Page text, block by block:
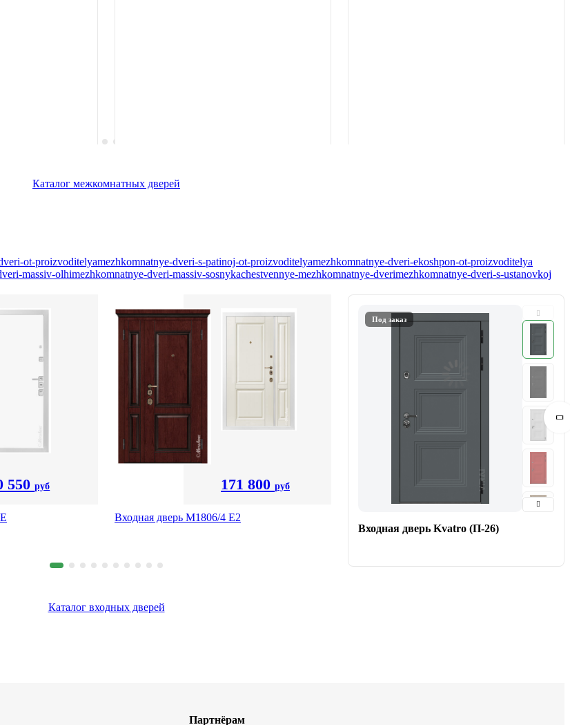
Каталог межкомнатных дверей
ot-proizvoditelyamezhkomnatnye-dveri-s-patinoj-ot-proizvoditelyamezhkomnatnye-dveri-ekoshpon-ot-proizvoditelya
massiv-olhimezhkomnatnye-dveri-massiv-sosnykachestvennye-mezhkomnatnye-dverimezhkomnatnye-dveri-s-ustanovkoj
550руб 171 800 руб
Входная дверь М1806/4 Е2
Под заказ
Входная дверь Kvatro (П-26)
Каталог входных дверей
Партнёрам